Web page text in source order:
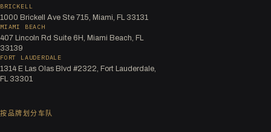
BRICKELL
1000 Brickell Ave Ste 715, Miami, FL 33131
MIAMI BEACH
407 Lincoln Rd Suite 6H, Miami Beach, FL
33139
FORT LAUDERDALE
1314 E Las Olas Blvd #2322, Fort Lauderdale,
FL 33301
按品牌划分车队